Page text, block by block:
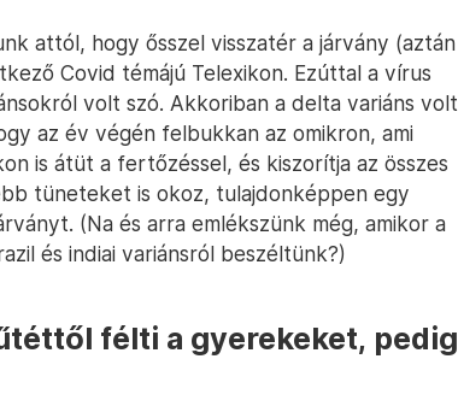
attól, hogy ősszel visszatér a járvány (aztán
Covid témájú Telexikon. Ezúttal a vírus
volt szó. Akkoriban a delta variáns volt
az év végén felbukkan az omikron, ami
is átüt a fertőzéssel, és kiszorítja az összes
tüneteket is okoz, tulajdonképpen egy
(Na és arra emlékszünk még, amikor a
és indiai variánsról beszéltünk?)
félti a gyerekeket, pedig